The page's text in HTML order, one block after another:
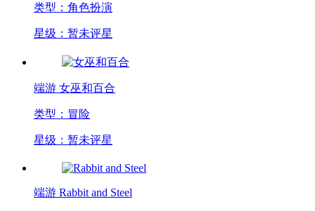
类型：角色扮演
星级：暂未评星
端游 女巫和百合
类型：冒险
星级：暂未评星
端游 Rabbit and Steel